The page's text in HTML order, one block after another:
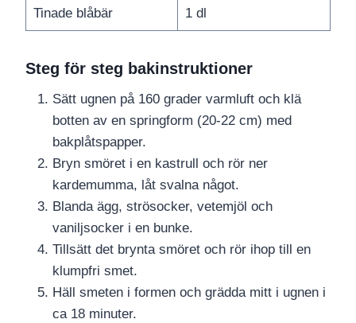
Tinade blåbär 1 dl
Steg för steg bakinstruktioner
Sätt ugnen på 160 grader varmluft och klä
botten av en springform (20-22 cm) med
bakplåtspapper.
Bryn smöret i en kastrull och rör ner
kardemumma, låt svalna något.
Blanda ägg, strösocker, vetemjöl och
vaniljsocker i en bunke.
Tillsätt det brynta smöret och rör ihop till en
klumpfri smet.
Häll smeten i formen och grädda mitt i ugnen i
ca 18 minuter.